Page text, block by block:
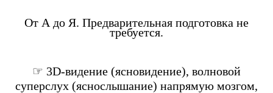
От А до Я. Предварительная подготовка не
требуется.
☞ 3D-видение (ясновидение), волновой
суперслух (яснослышание) напрямую мозгом,